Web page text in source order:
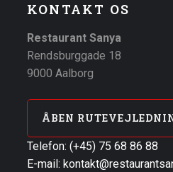
KONTAKT OS
Restaurant Sanya
Rendsburggade 18
9000 Aalborg
ÅBEN
Telefon: (+45) 75 68 86 88
E-mail: